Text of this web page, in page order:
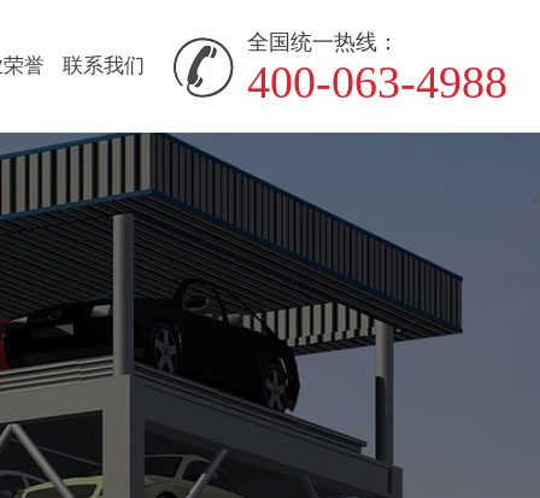
誉 联系我们
全国统一热线：
400-063-4988